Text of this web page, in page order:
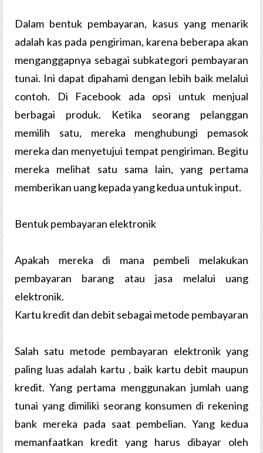
Dalam bentuk pembayaran, kasus yang menarik
adalah kas pada pengiriman, karena beberapa akan
menganggapnya sebagai subkategori pembayaran
tunai. Ini dapat dipahami dengan lebih baik melalui
contoh. Di Facebook ada opsi untuk menjual
berbagai produk. Ketika seorang pelanggan
memilih satu, mereka menghubungi pemasok
mereka dan menyetujui tempat pengiriman. Begitu
mereka melihat satu sama lain, yang pertama
memberikan uang kepada yang kedua untuk input.
Bentuk pembayaran elektronik
Apakah mereka di mana pembeli melakukan
pembayaran barang atau jasa melalui uang
elektronik.
Kartu kredit dan debit sebagai metode pembayaran
Salah satu metode pembayaran elektronik yang
paling luas adalah kartu , baik kartu debit maupun
kredit. Yang pertama menggunakan jumlah uang
tunai yang dimiliki seorang konsumen di rekening
bank mereka pada saat pembelian. Yang kedua
memanfaatkan kredit yang harus dibayar oleh